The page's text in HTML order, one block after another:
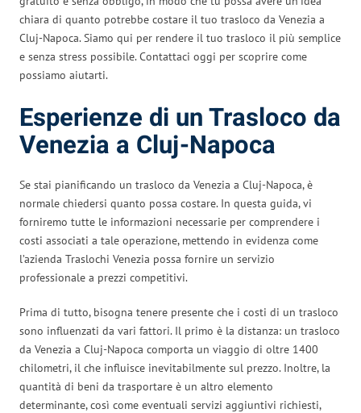
chiara di quanto potrebbe costare il tuo trasloco da Venezia a
Cluj-Napoca. Siamo qui per rendere il tuo trasloco il più semplice
e senza stress possibile. Contattaci oggi per scoprire come
possiamo aiutarti.
Esperienze di un Trasloco da
Venezia a Cluj-Napoca
Se stai pianificando un trasloco da Venezia a Cluj-Napoca, è
normale chiedersi quanto possa costare. In questa guida, vi
forniremo tutte le informazioni necessarie per comprendere i
costi associati a tale operazione, mettendo in evidenza come
l’azienda Traslochi Venezia possa fornire un servizio
professionale a prezzi competitivi.
Prima di tutto, bisogna tenere presente che i costi di un trasloco
sono influenzati da vari fattori. Il primo è la distanza: un trasloco
da Venezia a Cluj-Napoca comporta un viaggio di oltre 1400
chilometri, il che influisce inevitabilmente sul prezzo. Inoltre, la
quantità di beni da trasportare è un altro elemento
determinante, così come eventuali servizi aggiuntivi richiesti,